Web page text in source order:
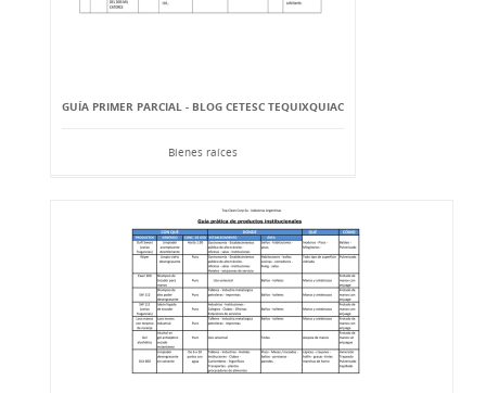
GUÍA PRIMER PARCIAL - BLOG CETESC TEQUIXQUIAC
Bienes raíces